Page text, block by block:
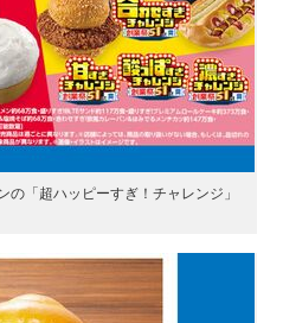
「超ハッピーすぎ！チャレンジ」